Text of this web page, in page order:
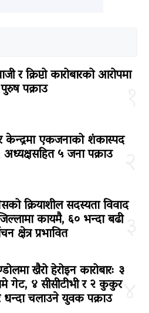
र क्रिप्टो कारोबारको आरोपमा
पक्राउ
केन्द्रमा एकजनाको शंकास्पद
५ जना पक्राउ
क्रियाशील सदस्यता विवाद
कायमै, ६० भन्दा बढी
क्षेत्र प्रभावित
४
खैरो हेरोइन कारोबारः ३
गेट, ४ सीसीटीभी र २ कुकुर
धन्दा चलाउने युवक पक्राउ